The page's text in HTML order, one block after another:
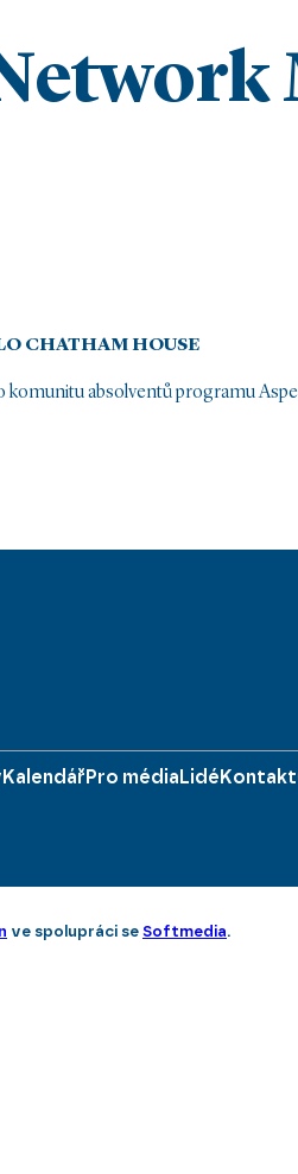
CHATHAM HOUSE
absolventů programu
KalendářPro médiaLidéKontakt
ve spolupráci se Softmedia.